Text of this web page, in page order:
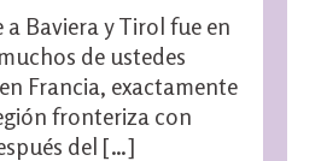
Baviera y Tirol fue en
de ustedes
Francia, exactamente
fronteriza con
del […]